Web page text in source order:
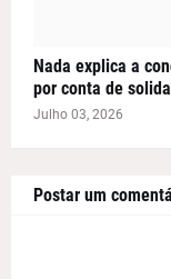
Nada explica a
por conta de
Julho 03, 2026
Postar um